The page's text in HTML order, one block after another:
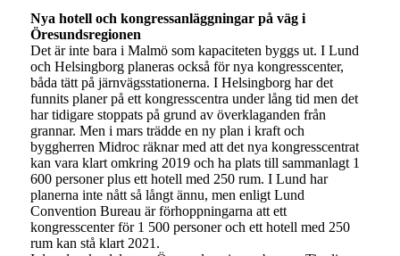
Nya hotell och kongressanläggningar på väg i
Öresundsregionen
Det är inte bara i Malmö som kapaciteten byggs ut. I Lund
och Helsingborg planeras också för nya kongresscenter,
båda tätt på järnvägsstationerna. I Helsingborg har det
funnits planer på ett kongresscentra under lång tid men det
har tidigare stoppats på grund av överklaganden från
grannar. Men i mars trädde en ny plan i kraft och
byggherren Midroc räknar med att det nya kongresscentrat
kan vara klart omkring 2019 och ha plats till sammanlagt 1
600 personer plus ett hotell med 250 rum. I Lund har
planerna inte nått så långt ännu, men enligt Lund
Convention Bureau är förhoppningarna att ett
kongresscenter för 1 500 personer och ett hotell med 250
rum kan stå klart 2021.